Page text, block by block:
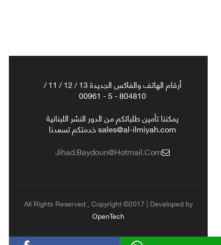
أرقام الهاتف والفاكس الجديدة 13 / 12 / 11 /
804810 - 5 - 00961
يمكننا تأمين طلباتكم من الدور النشر اللبنانية
sales@al-ilmiyah.com خدمتكم تسعدنا
Jihad.baydoun@hotmail.com
All Rights Reserved , Copyright ©2017 | Developed by
OpenTech